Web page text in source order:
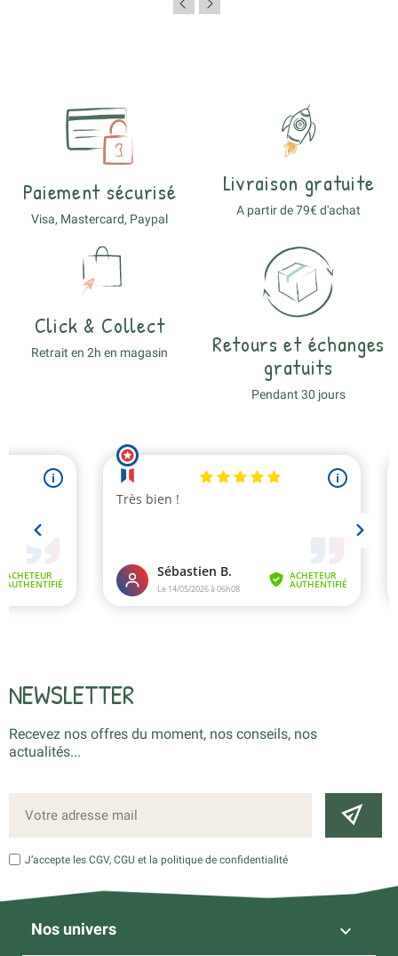
Paiement sécurisé
Visa, Mastercard, Paypal
Livraison gratuite
A partir de 79€ d'achat
Click & Collect
Retrait en 2h en magasin
Retours et échanges
gratuits
Pendant 30 jours
NEWSLETTER
Recevez nos offres du moment, nos conseils, nos
actualités...
J’accepte les CGV, CGU et la politique de confidentialité
Nos univers 